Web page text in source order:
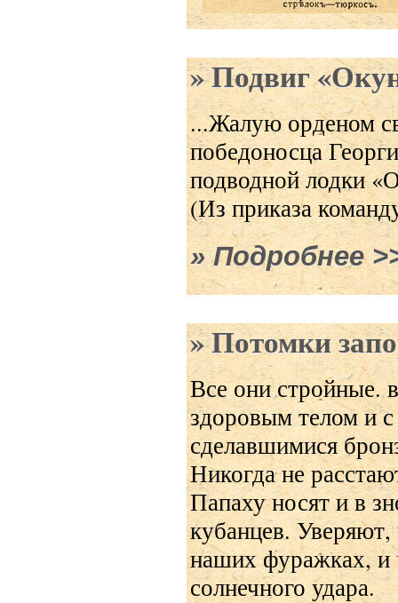
Подвиг
...Жалую орденом
победоносца
подводной лодки
(Из приказа
Подробнее о
Потомки
Все они стройные.
здоровым телом и
сделавшимися
Никогда не
Папаху носят и в
кубанцев.
наших фуражках, и
солнечного удара.